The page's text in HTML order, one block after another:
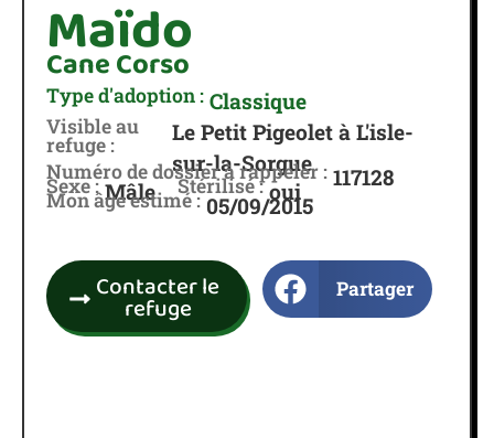
Maïdo
Cane Corso
Type d'adoption : Classique
Visible au
refuge :
Le Petit Pigeolet à L'isle-
sur-la-Sorgue
Numéro de dossier à rappeler : 117128
Sexe : Mâle Stérilisé : oui
Mon âge estimé : 05/09/2015
Contacter le
refuge
Partager